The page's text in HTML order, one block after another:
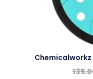
Chemicalworkz